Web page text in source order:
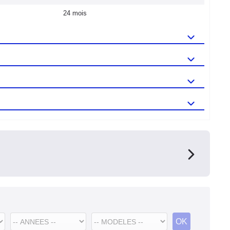
24 mois